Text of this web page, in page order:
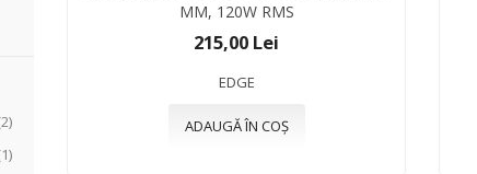
MM, 120W RMS
215,00 Lei
EDGE
ADAUGĂ ÎN COȘ
2articole
1articol